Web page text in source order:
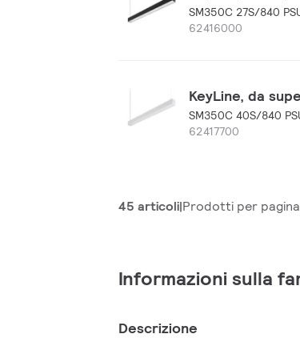
SM350C 27S/840
62416000
KeyLine, da
SM350C 40S/840
62417700
45 articoli Prodotti per pagina
Informazioni sulla
Descrizione